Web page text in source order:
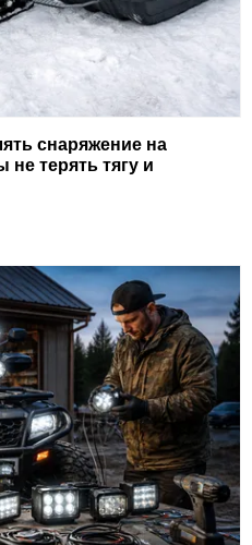
снаряжение на
терять тягу и